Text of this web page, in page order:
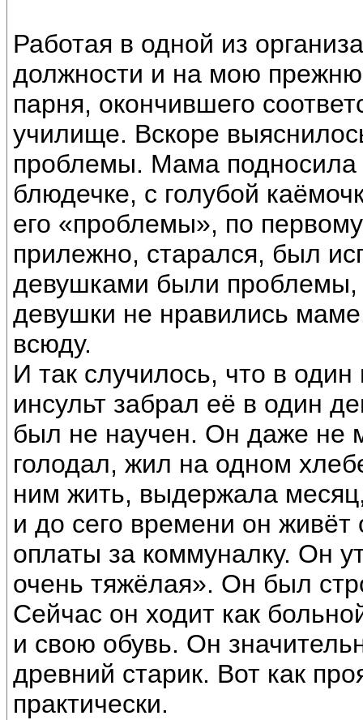
Работая в одной из
должности и на мою
парня, окончившего
училище. Вскоре
проблемы. Мама подносила
блюдечке, с голубой
его «проблемы», по
прилежно, старался, был
девушками были
девушки не нравились
всюду.
И так случилось, что в
инсульт забрал её в один
был не научен. Он даже не
голодал, жил на одном
ним жить, выдержала
и до сего времени он живёт
оплаты за коммуналку. Он
очень тяжёлая». Он был
Сейчас он ходит как
и свою обувь. Он
древний старик. Вот как
практически.